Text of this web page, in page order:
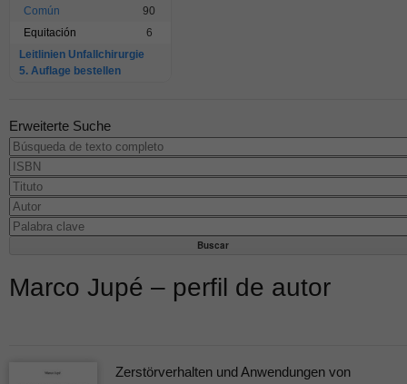
Común
90
Equitación
6
Leitlinien Unfallchirurgie
5. Auflage bestellen
Erweiterte Suche
Marco Jupé – perfil de autor
Zerstörverhalten und Anwendungen von